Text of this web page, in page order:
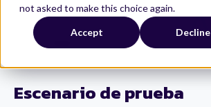
not asked to make this choice again.
Accept Decline
Escenario de prueba